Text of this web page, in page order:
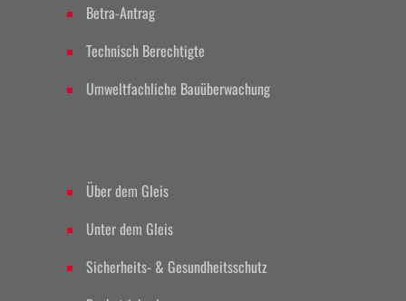
Betra-Antrag
Technisch Berechtigte
Umweltfachliche Bauüberwachung
Über dem Gleis
Unter dem Gleis
Sicherheits- & Gesundheitsschutz